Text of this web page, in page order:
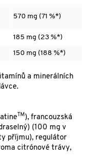
570 mg (71 %*)
185 mg (23 %*)
150 mg (188 %*)
a minerálních
TM ), francouzská
(100 mg v
příjmu), regulátor
citrónové trávy,